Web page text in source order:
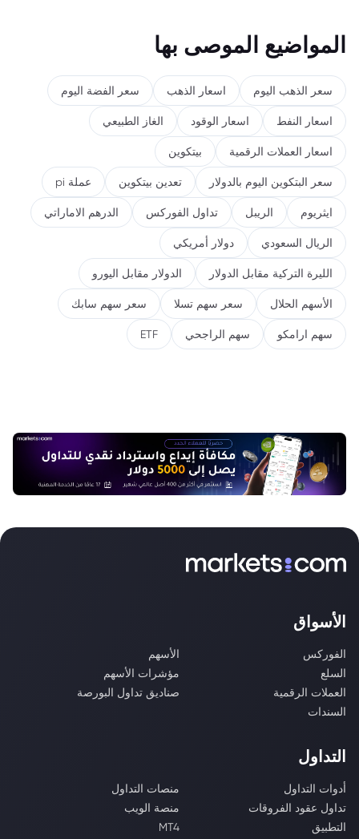
المواضيع الموصى بها
سعر الذهب اليوم اسعار الذهب سعر الفضة اليوم
اسعار النفط اسعار الوقود الغاز الطبيعي
اسعار العملات الرقمية بيتكوين
سعر البتكوين اليوم بالدولار تعدين بيتكوين عملة pi
ايثريوم الريبل تداول الفوركس الدرهم الاماراتي
الريال السعودي دولار أمريكي
الليرة التركية مقابل الدولار الدولار مقابل اليورو
الأسهم الحلال سعر سهم تسلا سعر سهم سابك
سهم ارامكو سهم الراجحي ETF
الأسواق
الفوركس
الأسهم
السلع
مؤشرات الأسهم
العملات الرقمية
صناديق تداول البورصة
السندات
التداول
أدوات التداول
منصات التداول
تداول عقود الفروقات
منصة الويب
التطبيق
MT4